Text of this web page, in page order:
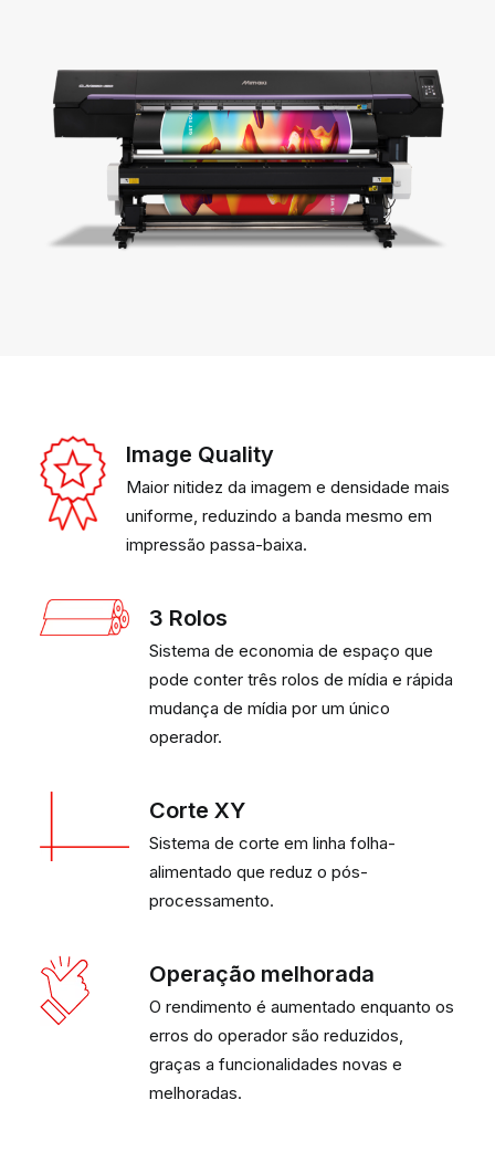
Image Quality
Maior nitidez da imagem e densidade mais
uniforme, reduzindo a banda mesmo em
impressão passa-baixa.
3 Rolos
Sistema de economia de espaço que
pode conter três rolos de mídia e rápida
mudança de mídia por um único
operador.
Corte XY
Sistema de corte em linha folha-
alimentado que reduz o pós-
processamento.
Operação melhorada
O rendimento é aumentado enquanto os
erros do operador são reduzidos,
graças a funcionalidades novas e
melhoradas.